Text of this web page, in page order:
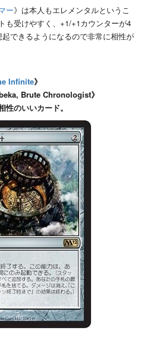
ー》は本人もエレメンタルというこ
も受けやすく、+1/+1カウンターが4
できるようになるので非常に相性が
Infinite》
Brute Chronologist》
性のいいカード。